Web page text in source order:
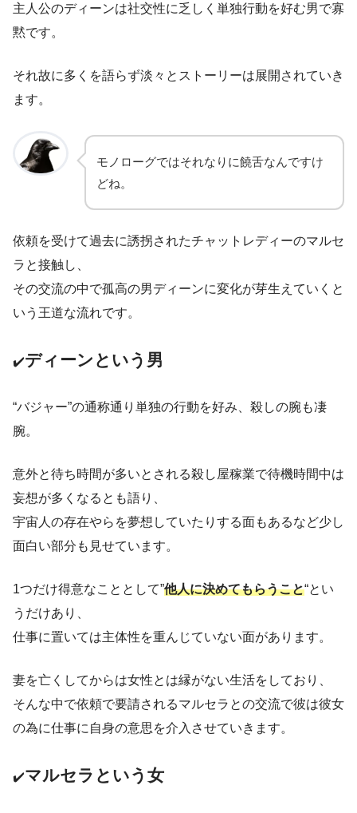
主人公のディーンは社交性に乏しく単独行動を好む男で寡
黙です。
それ故に多くを語らず淡々とストーリーは展開されていき
ます。
モノローグではそれなりに饒舌なんですけ
どね。
依頼を受けて過去に誘拐されたチャットレディーのマルセ
ラと接触し、
その交流の中で孤高の男ディーンに変化が芽生えていくと
いう王道な流れです。
✔️ディーンという男
“バジャー”の通称通り単独の行動を好み、殺しの腕も凄
腕。
意外と待ち時間が多いとされる殺し屋稼業で待機時間中は
妄想が多くなるとも語り、
宇宙人の存在やらを夢想していたりする面もあるなど少し
面白い部分も見せています。
1つだけ得意なこととして”他人に決めてもらうこと“とい
うだけあり、
仕事に置いては主体性を重んじていない面があります。
妻を亡くしてからは女性とは縁がない生活をしており、
そんな中で依頼で要請されるマルセラとの交流で彼は彼女
の為に仕事に自身の意思を介入させていきます。
✔️マルセラという女